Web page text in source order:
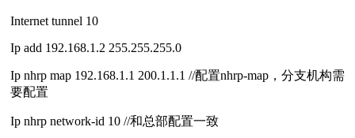
Internet tunnel 10
Ip add 192.168.1.2 255.255.255.0
Ip nhrp map 192.168.1.1 200.1.1.1 //配置nhrp-map，分支机构需
要配置
Ip nhrp network-id 10 //和总部配置一致